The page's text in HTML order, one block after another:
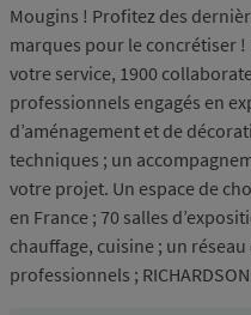
Mougins ! Profitez des
marques pour le concrétiser !
votre service, 1900
professionnels engagés en
d’aménagement et de
techniques ; un
votre projet. Un espace de
en France ; 70 salles
chauffage, cuisine ; un
professionnels ;